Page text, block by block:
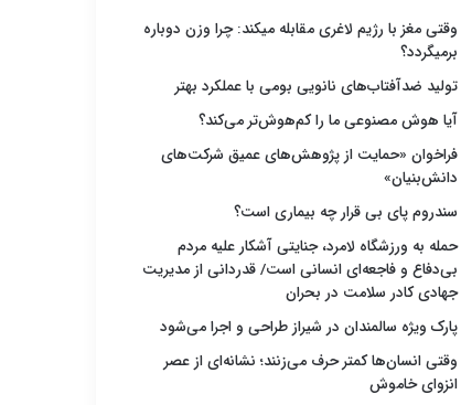
وقتی مغز با رژیم لاغری مقابله میکند: چرا وزن دوباره
برمیگردد؟
تولید ضدآفتاب‌های نانویی بومی با عملکرد بهتر
آیا هوش مصنوعی ما را کم‌هوش‌تر می‌کند؟
فراخوان «حمایت از پژوهش‌های عمیق شرکت‌های
دانش‌بنیان»
سندروم پای بی قرار چه بیماری است؟
حمله به ورزشگاه لامرد، جنایتی آشکار علیه مردم
بی‌دفاع و فاجعه‌ای انسانی است/ قدردانی از مدیریت
جهادی کادر سلامت در بحران
پارک ویژه سالمندان در شیراز طراحی و اجرا می‌شود
وقتی انسان‌ها کمتر حرف می‌زنند؛ نشانه‌ای از عصر
انزوای خاموش